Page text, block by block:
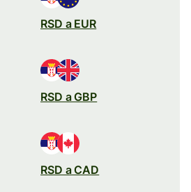
RSD a EUR
RSD a GBP
RSD a CAD